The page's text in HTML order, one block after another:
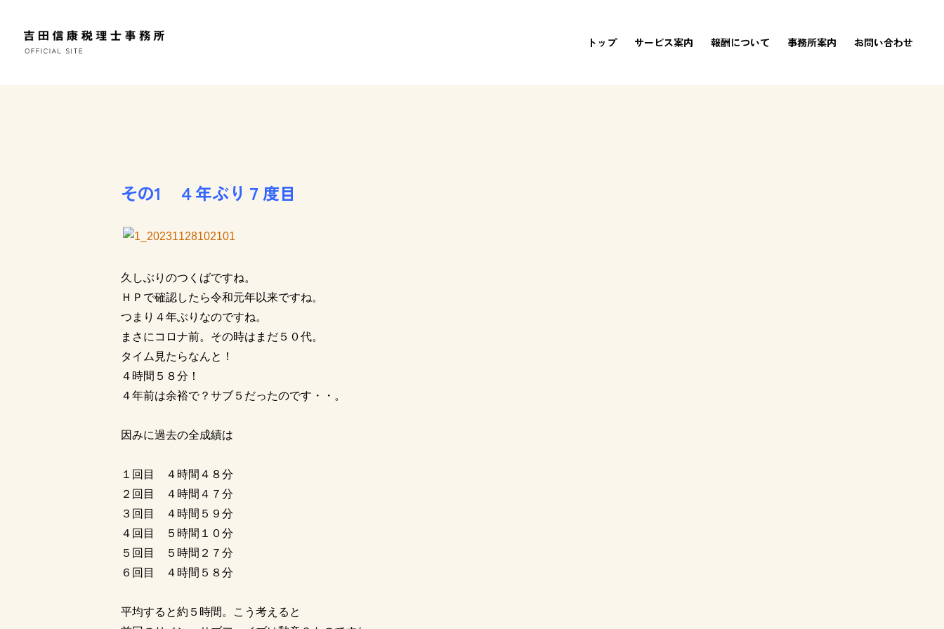
トップ サービス案内 報酬について 事務所案内 お問い合わせ
その1 ４年ぶり７度目
久しぶりのつくばですね。
ＨＰで確認したら令和元年以来ですね。
つまり４年ぶりなのですね。
まさにコロナ前。その時はまだ５０代。
タイム見たらなんと！
４時間５８分！
４年前は余裕で？サブ５だったのです・・。
因みに過去の全成績は
１回目 ４時間４８分
２回目 ４時間４７分
３回目 ４時間５９分
４回目 ５時間１０分
５回目 ５時間２７分
６回目 ４時間５８分
平均すると約５時間。こう考えると